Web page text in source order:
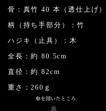
骨：真竹 40 本（透仕上げ）
柄（持ち手部分）：竹
ハジキ（止具）：木
全長：約 80.5cm
直径：約 82cm
重さ：260ｇ